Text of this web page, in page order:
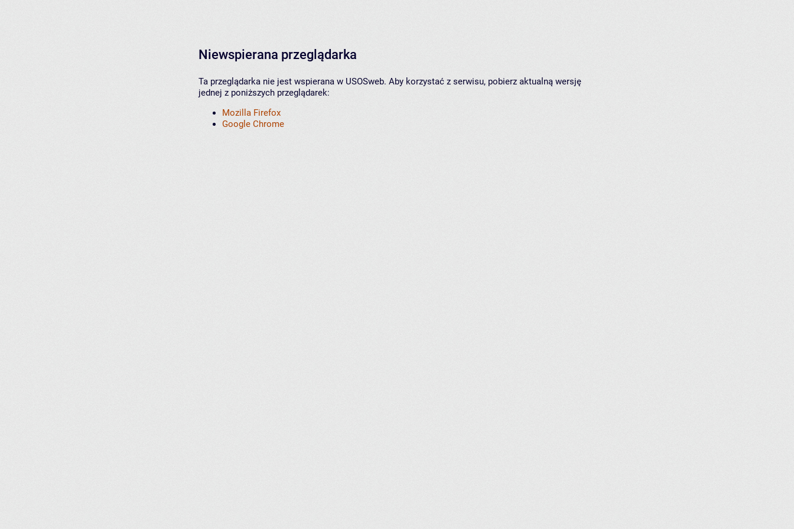
Niewspierana przeglądarka
Ta przeglądarka nie jest wspierana w USOSweb. Aby korzystać z serwisu, pobierz aktualną wersję
jednej z poniższych przeglądarek:
Mozilla Firefox
Google Chrome